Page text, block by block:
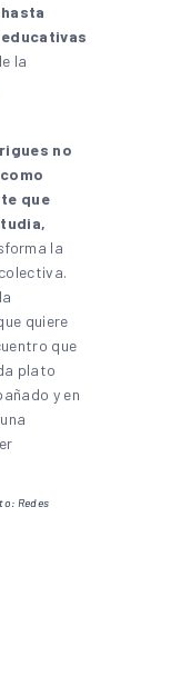
la
no
que
la
quiere
que
plato
y en
Redes